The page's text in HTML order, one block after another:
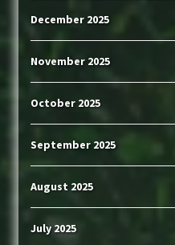
December 2025
November 2025
October 2025
September 2025
August 2025
July 2025